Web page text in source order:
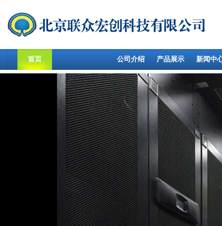
首页 公司介绍 产品展示 新闻中